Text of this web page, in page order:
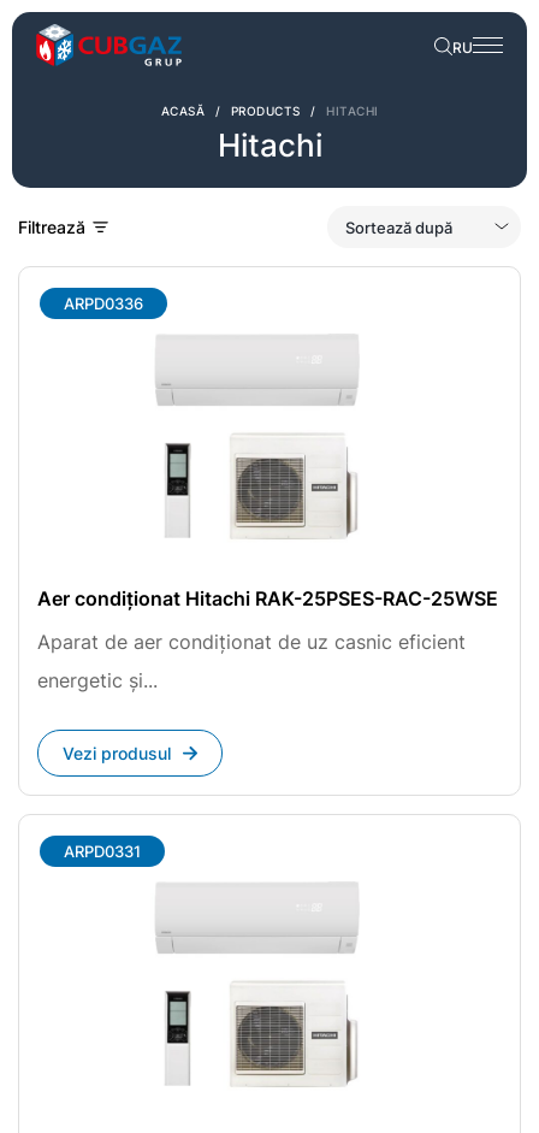
RU
ACASĂ / PRODUCTS / HITACHI
Hitachi
Filtrează
Aer condiționat Hitachi RAK-25PSES-RAC-25WSE
Aparat de aer condiționat de uz casnic eficient
energetic și...
ARPD0336
Vezi produsul
ARPD0331